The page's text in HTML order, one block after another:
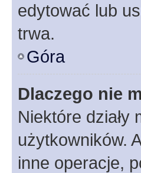
edytować lub
trwa.
Góra
Dlaczego nie
Niektóre
użytkowników.
inne operacje,